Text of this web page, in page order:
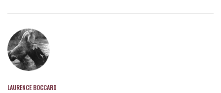
LAURENCE BOCCARD